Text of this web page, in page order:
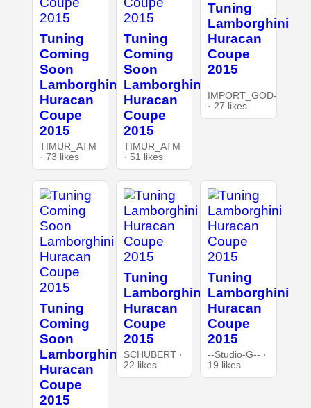
Tuning
Coming
Soon
Lamborghini
Huracan
Coupe
2015
TIMUR_ATM
· 73 likes
Tuning
Coming
Soon
Lamborghini
Huracan
Coupe
2015
TIMUR_ATM
· 51 likes
Tuning
Lamborghini
Huracan
Coupe
2015
-
IMPORT_GOD-
· 27 likes
Tuning
Coming
Soon
Lamborghini
Huracan
Coupe
2015
Tuning
Lamborghini
Huracan
Coupe
2015
SCHUBERT ·
22 likes
Tuning
Lamborghini
Huracan
Coupe
2015
--Studio-G-- ·
19 likes